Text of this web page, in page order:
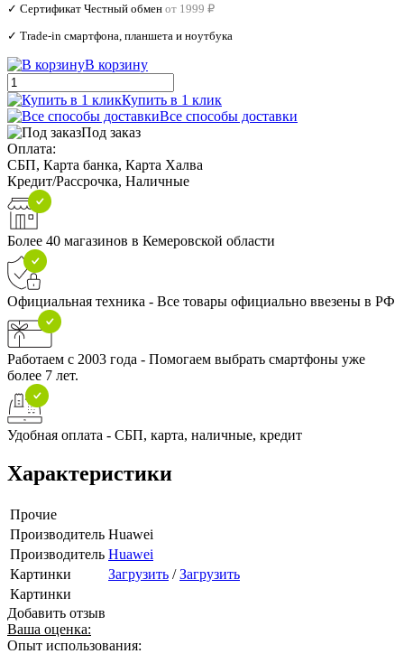
✓ Сертификат Честный обмен от 1999 ₽
✓ Trade‑in смартфона, планшета и ноутбука
В корзину
Купить в 1 клик
Все способы доставки
Под заказ
Оплата:
СБП, Карта банка, Карта Халва
Кредит/Рассрочка, Наличные
Более 40 магазинов в Кемеровской области
Официальная техника - Все товары официально ввезены в РФ
Работаем с 2003 года - Помогаем выбрать смартфоны уже
более 7 лет.
Удобная оплата - СБП, карта, наличные, кредит
Характеристики
Прочие
Производитель Huawei
Производитель Huawei
Картинки
Загрузить /Загрузить
Картинки
Добавить отзыв
Ваша оценка:
Опыт использования: